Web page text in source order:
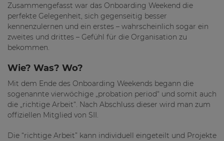
Zusammengefasst war das Onboarding Weekend die
perfekte Gelegenheit, sich gegenseitig besser
kennenzulernen und ein erstes – wahrscheinlich sogar ein
zweites und drittes – Gefühl für die Organisation zu
bekommen.
Wie? Was? Wo?
Mit dem Ende des Onboarding Weekends begann die
sogenannte vierwöchige „probation period“ und somit auch
die „richtige Arbeit“. Nach Abschluss dieser wird man zum
offiziellen Mitglied von SII.
Die “richtige Arbeit” kann individuell eingeteilt und Projekte